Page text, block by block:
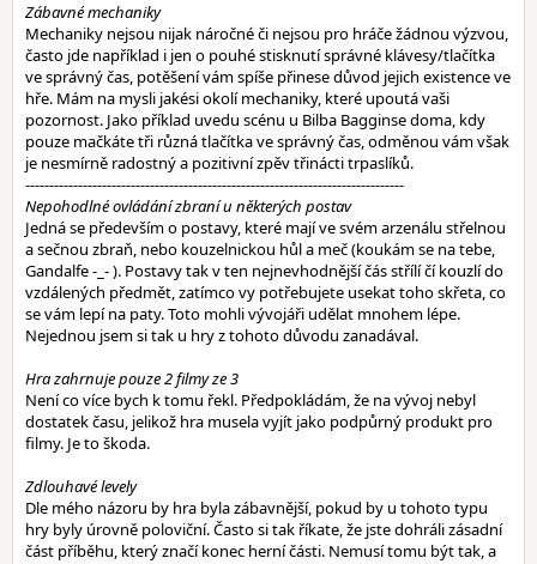
Zábavné mechaniky
Mechaniky nejsou nijak náročné či nejsou pro hráče žádnou výzvou,
často jde například i jen o pouhé stisknutí správné klávesy/tlačítka
ve správný čas, potěšení vám spíše přinese důvod jejich existence ve
hře. Mám na mysli jakési okolí mechaniky, které upoutá vaši
pozornost. Jako příklad uvedu scénu u Bilba Bagginse doma, kdy
pouze mačkáte tři různá tlačítka ve správný čas, odměnou vám však
je nesmírně radostný a pozitivní zpěv třinácti trpaslíků.
-------------------------------------------------------------------------------
Nepohodlné ovládání zbraní u některých postav
Jedná se především o postavy, které mají ve svém arzenálu střelnou
a sečnou zbraň, nebo kouzelnickou hůl a meč (koukám se na tebe,
Gandalfe -_- ). Postavy tak v ten nejnevhodnější čás střílí čí kouzlí do
vzdálených předmět, zatímco vy potřebujete usekat toho skřeta, co
se vám lepí na paty. Toto mohli vývojáři udělat mnohem lépe.
Nejednou jsem si tak u hry z tohoto důvodu zanadával.
Hra zahrnuje pouze 2 filmy ze 3
Není co více bych k tomu řekl. Předpokládám, že na vývoj nebyl
dostatek času, jelikož hra musela vyjít jako podpůrný produkt pro
filmy. Je to škoda.
Zdlouhavé levely
Dle mého názoru by hra byla zábavnější, pokud by u tohoto typu
hry byly úrovně poloviční. Často si tak říkate, že jste dohráli zásadní
část příběhu, který značí konec herní části. Nemusí tomu být tak, a